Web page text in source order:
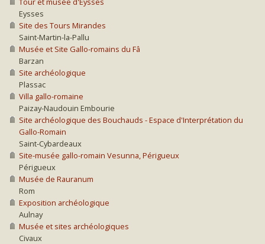
Eysses
Site des Tours Mirandes
Saint-Martin-la-Pallu
Musée et Site Gallo-romains du Fâ
Barzan
Site archéologique
Plassac
Villa gallo-romaine
Paizay-Naudouin Embourie
Site archéologique des Bouchauds - Espace d'Interprétation du
Gallo-Romain
Saint-Cybardeaux
Site-musée gallo-romain Vesunna, Périgueux
Périgueux
Musée de Rauranum
Rom
Exposition archéologique
Aulnay
Musée et sites archéologiques
Civaux